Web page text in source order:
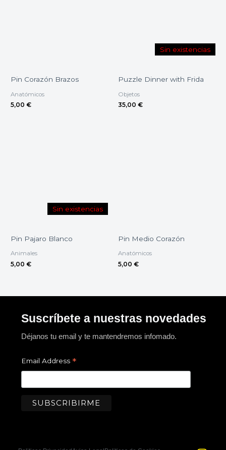
Pin Corazón Brazos
Anatómicos
5,00 €
Sin existencias
Puzzle Dinner with Frida
Objetos
35,00 €
Sin existencias
Pin Pajaro Blanco
Animales
5,00 €
Pin Medio Corazón
Anatómicos
5,00 €
Suscríbete a nuestras novedades
Déjanos tu email y te mantendremos infomado.
Email Address *